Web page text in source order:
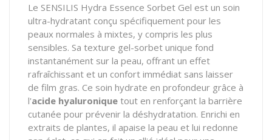
Le SENSILIS Hydra Essence Sorbet Gel est un soin
ultra-hydratant conçu spécifiquement pour les
peaux normales à mixtes, y compris les plus
sensibles. Sa texture gel-sorbet unique fond
instantanément sur la peau, offrant un effet
rafraîchissant et un confort immédiat sans laisser
de film gras. Ce soin hydrate en profondeur grâce à
l'acide hyaluronique tout en renforçant la barrière
cutanée pour prévenir la déshydratation. Enrichi en
extraits de plantes, il apaise la peau et lui redonne